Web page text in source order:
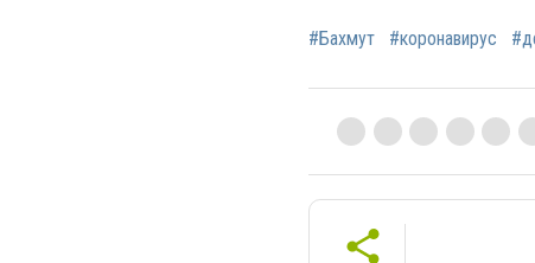
#Бахмут #коронавирус